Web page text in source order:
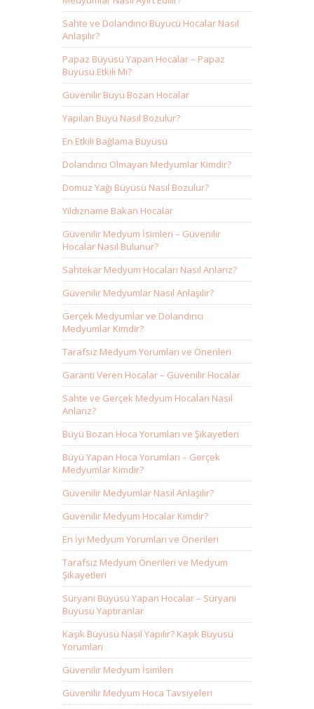
Sahte ve Dolandırıcı Büyücü Hocalar Nasıl
Anlaşılır?
Papaz Büyüsü Yapan Hocalar – Papaz
Büyüsü Etkili Mi?
Güvenilir Büyü Bozan Hocalar
Yapılan Büyü Nasıl Bozulur?
En Etkili Bağlama Büyüsü
Dolandırıcı Olmayan Medyumlar Kimdir?
Domuz Yağı Büyüsü Nasıl Bozulur?
Yıldızname Bakan Hocalar
Güvenilir Medyum İsimleri – Güvenilir
Hocalar Nasıl Bulunur?
Sahtekar Medyum Hocaları Nasıl Anlarız?
Güvenilir Medyumlar Nasıl Anlaşılır?
Gerçek Medyumlar ve Dolandırıcı
Medyumlar Kimdir?
Tarafsız Medyum Yorumları ve Önerileri
Garanti Veren Hocalar – Güvenilir Hocalar
Sahte ve Gerçek Medyum Hocaları Nasıl
Anlarız?
Büyü Bozan Hoca Yorumları ve Şikayetleri
Büyü Yapan Hoca Yorumları – Gerçek
Medyumlar Kimdir?
Güvenilir Medyumlar Nasıl Anlaşılır?
Güvenilir Medyum Hocalar Kimdir?
En İyi Medyum Yorumları ve Önerileri
Tarafsız Medyum Önerileri ve Medyum
Şikayetleri
Süryani Büyüsü Yapan Hocalar – Süryani
Büyüsü Yaptıranlar
Kaşık Büyüsü Nasıl Yapılır? Kaşık Büyüsü
Yorumları
Güvenilir Medyum İsimleri
Güvenilir Medyum Hoca Tavsiyeleri